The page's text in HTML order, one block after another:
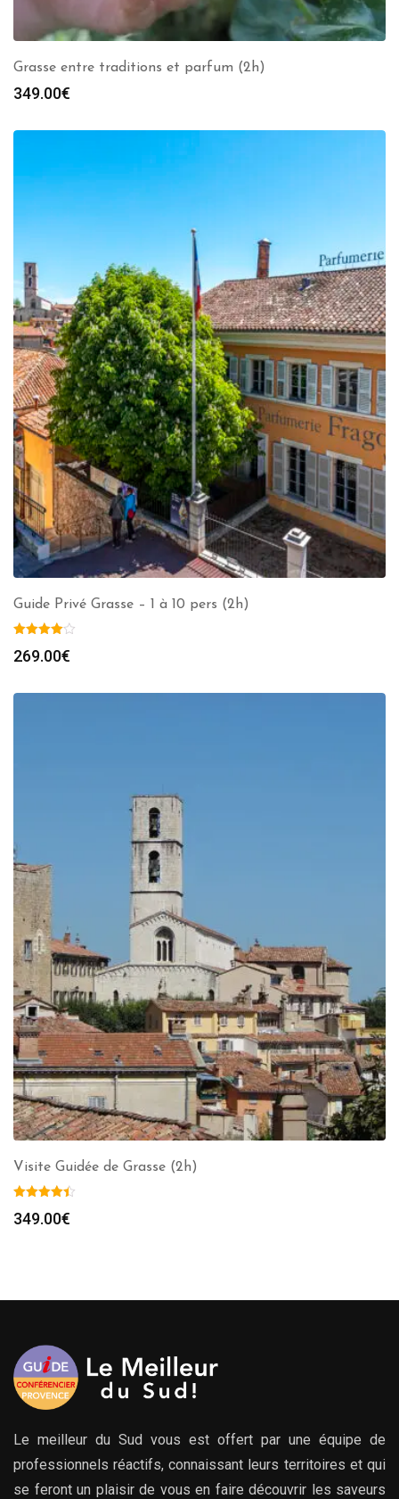
Grasse entre traditions et parfum (2h)
349.00€
Guide Privé Grasse – 1 à 10 pers (2h)
269.00€
Visite Guidée de Grasse (2h)
349.00€
Le meilleur du Sud vous est offert par une équipe de
professionnels réactifs, connaissant leurs territoires et qui
se feront un plaisir de vous en faire découvrir les saveurs